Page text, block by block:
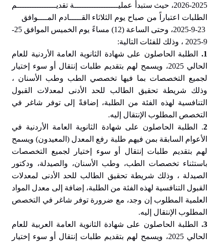
2025-2026، حيث ستبدأ عمليــــــــــــــــــة تقديــــــــــــــــم
الطلبات اعتباراً من صباح يوم الثلاثاء القـــــادم المــــوافق
23-9-2025، وحتى الساعة (12) مساءً يوم الخميس الموافق 25-
9-2025 ، وذلك للفئات التالية:
1.
الطلبة الحاصلون على شهادة الثانوية العامة الأردنية للعام
الحالي 2025، ويسمح لهم بتقديم طلبات إنتقال أو سوء إختيار
لجميع التخصصات بما فيها تخصصي الطب وطب الأسنان ،
وذلك شريطة تحقيق الطالب للحد الأدنى لمعدلات القبول
التنافسية لهذه الفئة من الطلبة، إضافةً إلى توفر شاغر في
التخصص المطلوب الإنتقال إليه.
2. الطلبة الحاصلون على شهادة الثانوية العامة الأردنية في
الأعوام السابقة بمن فيهم طلبة رفع المعدل (المعيدون) ويسمح
لهم بتقديم طلبات إنتقال أو سوء إختيار لجميع التخصصات
باستثناء تخصصات الطب، وطب الأسنان، والصيدلة، ودكتور
الصيدلة ، وذلك شريطة تحقيق الطالب للحد الأدنى لمعدلات
القبول التنافسية لهذه الفئة من الطلبة، إضافة إلى معدل المواد
العلمية المطلوب إن وجد، مع ضرورة توفر شاغر في التخصص
المطلوب الإنتقال إليه.
3.
الطلبة الحاصلون على شهادة الثانوية العامة العربية للعام
الحالي 2025، ويسمح لهم بتقديم طلبات إنتقال أو سوء إختيار